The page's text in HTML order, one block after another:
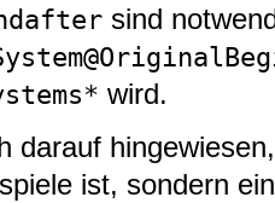
sind
wird.
darauf
ist, sondern